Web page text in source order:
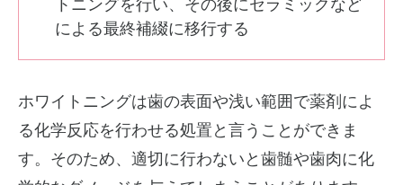
トニングを行い、その後にセラミックなど
による最終補綴に移行する
ホワイトニングは歯の表面や浅い範囲で薬剤によ
る化学反応を行わせる処置と言うことができま
す。そのため、適切に行わないと歯髄や歯肉に化